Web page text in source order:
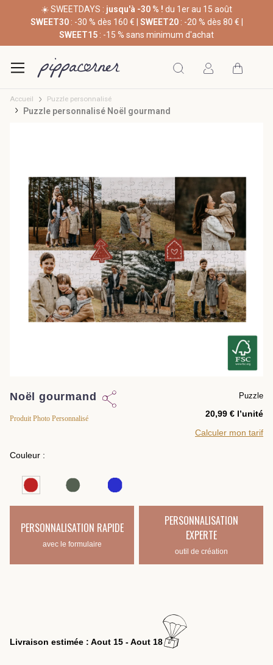
☀️ SWEETDAYS : jusqu'à -30 % ! du 1er au 15 août
SWEET30: -30 % dès 160 € | SWEET20: -20 % dès 80 € |
SWEET15 : -15 % sans minimum d'achat
Accueil Puzzle personnalisé
Puzzle personnalisé Noël gourmand
Noël gourmand
Produit Photo Personnalisé
Puzzle
l’unité
Calculer mon tarif
Couleur :
PERSONNALISATION RAPIDE
avec le formulaire
PERSONNALISATION
EXPERTE
outil de création
Livraison estimée : Aout 15 - Aout 18